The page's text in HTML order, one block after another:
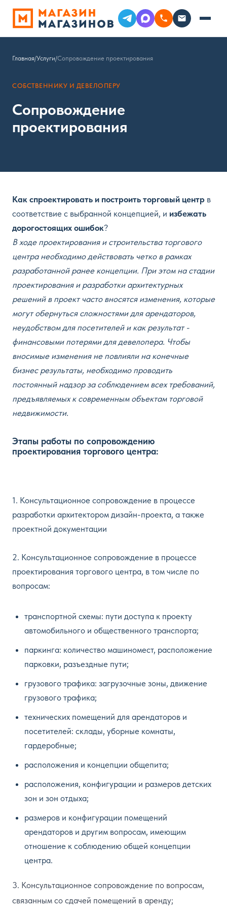
Главная/Услуги/Сопровождение проектирования
СОБСТВЕННИКУ И ДЕВЕЛОПЕРУ
Сопровождение
проектирования
Как спроектировать и построить торговый центр в
соответствие с выбранной концепцией, и избежать
дорогостоящих ошибок?
В ходе проектирования и строительства торгового
центра необходимо действовать четко в рамках
разработанной ранее концепции. При этом на стадии
проектирования и разработки архитектурных
решений в проект часто вносятся изменения, которые
могут обернуться сложностями для арендаторов,
неудобством для посетителей и как результат -
финансовыми потерями для девелопера. Чтобы
вносимые изменения не повлияли на конечные
бизнес результаты, необходимо проводить
постоянный надзор за соблюдением всех требований,
предъявляемых к современным объектам торговой
недвижимости.
Этапы работы по сопровождению
проектирования торгового центра:
1. Консультационное сопровождение в процессе
разработки архитектором дизайн-проекта, а также
проектной документации
2. Консультационное сопровождение в процессе
проектирования торгового центра, в том числе по
вопросам:
транспортной схемы: пути доступа к проекту
автомобильного и общественного транспорта;
паркинга: количество машиномест, расположение
парковки, разъездные пути;
грузового трафика: загрузочные зоны, движение
грузового трафика;
технических помещений для арендаторов и
посетителей: склады, уборные комнаты,
гардеробные;
расположения и концепции общепита;
расположения, конфигурации и размеров детских
зон и зон отдыха;
размеров и конфигурации помещений
арендаторов и другим вопросам, имеющим
отношение к соблюдению общей концепции
центра.
3. Консультационное сопровождение по вопросам,
связанным со сдачей помещений в аренду;